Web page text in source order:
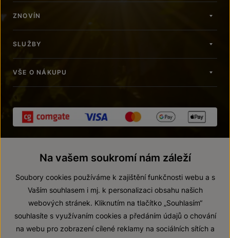
ZNOVÍN
SLUŽBY
VŠE O NÁKUPU
© 2026 ZNOVÍN ZNOJMO, a. s.
Na vašem soukromí nám záleží
Soubory cookies používáme k zajištění funkčnosti webu a s
Vaším souhlasem i mj. k personalizaci obsahu našich
webových stránek. Kliknutím na tlačítko „Souhlasím“
souhlasíte s využívaním cookies a předáním údajů o chování
na webu pro zobrazení cílené reklamy na sociálních sítích a